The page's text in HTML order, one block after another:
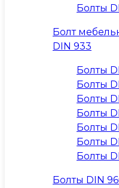
Болты
Болт
DIN 933
Болты
Болты
Болты
Болты
Болты
Болты
Болты
Болты DIN